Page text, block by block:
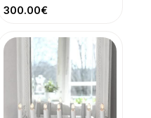
300.00€